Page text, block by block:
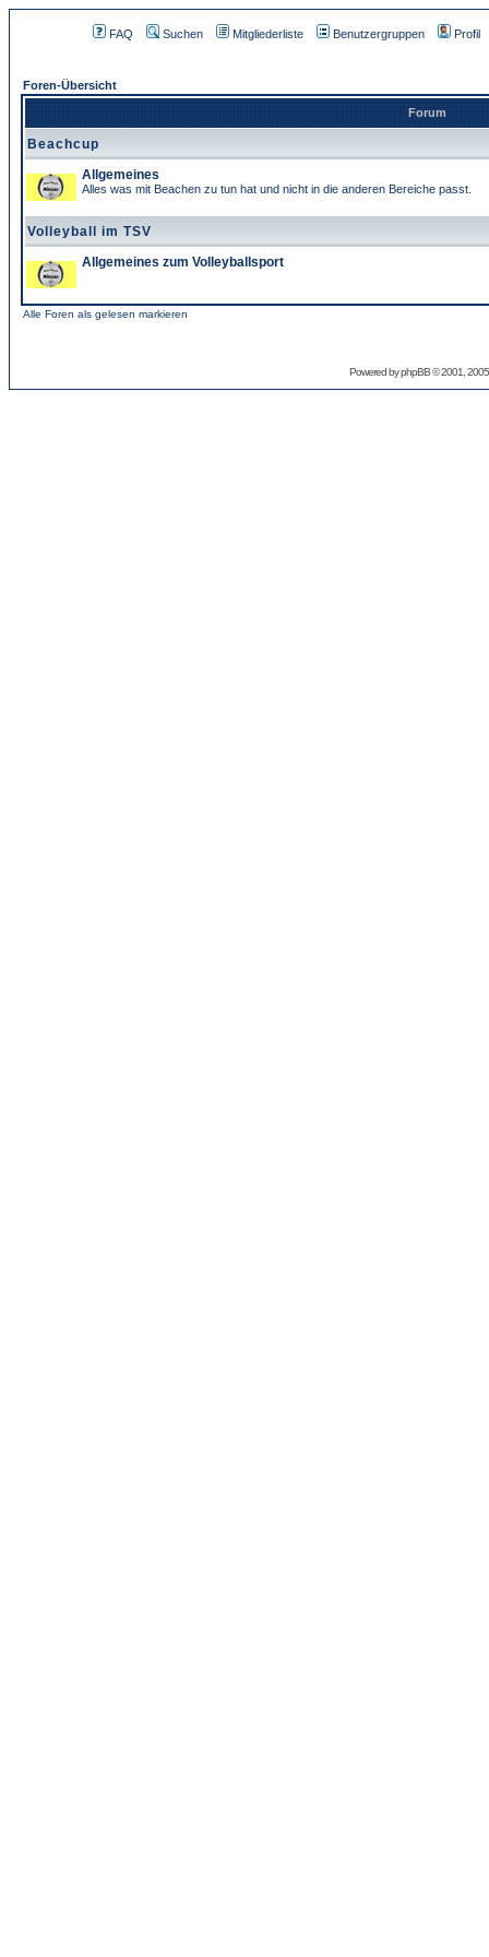
FAQ Suchen Mitgliederliste Benutzergruppen Profil
Foren-Übersicht
Forum
Beachcup
Allgemeines
Alles was mit Beachen zu tun hat und nicht in die anderen Bereiche passt.
Volleyball im TSV
Allgemeines zum Volleyballsport
Alle Foren als gelesen markieren
Powered byphpBB© 2001,